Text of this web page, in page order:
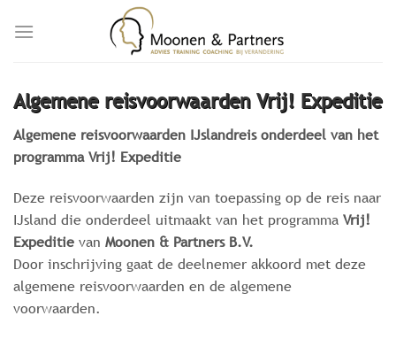
Algemene reisvoorwaarden Vrij! Expeditie
Algemene reisvoorwaarden IJslandreis onderdeel van het
programma Vrij! Expeditie
Deze reisvoorwaarden zijn van toepassing op de reis naar
IJsland die onderdeel uitmaakt van het programma Vrij!
Expeditie van Moonen & Partners B.V.
Door inschrijving gaat de deelnemer akkoord met deze
algemene reisvoorwaarden en de algemene
voorwaarden.